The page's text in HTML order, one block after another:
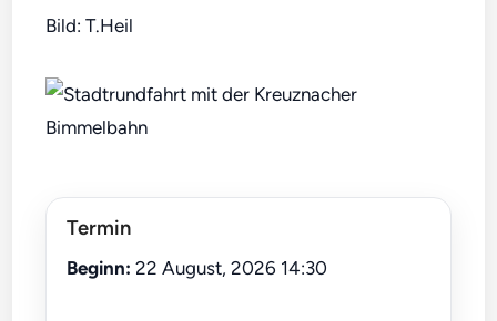
Bild: T.Heil
Termin
Beginn: 22 August, 2026 14:30